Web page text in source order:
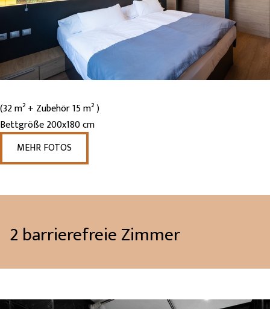
(32 m² + Zubehör 15 m² )
Bettgröße 200x180 cm
MEHR FOTOS
2 barrierefreie Zimmer